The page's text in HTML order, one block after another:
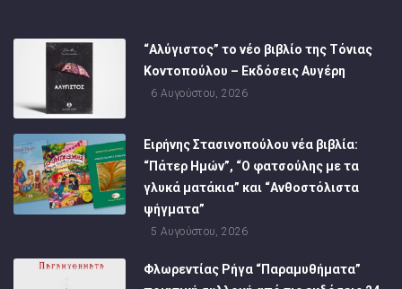
“Αλύγιστος” το νέο βιβλίο της Τόνιας
Κοντοπούλου – Εκδόσεις Αυγέρη
6 Αυγούστου, 2026
Ειρήνης Στασινοπούλου νέα βιβλία:
“Πάτερ Ημών”, “Ο φατσούλης με τα
γλυκά ματάκια” και “Ανθοστόλιστα
ψήγματα”
5 Αυγούστου, 2026
Φλωρεντίας Ρήγα “Παραμυθήματα”